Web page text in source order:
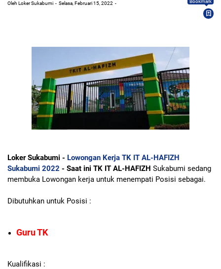
Oleh Loker Sukabumi Selasa, Februari 15, 2022
Loker Sukabumi - Lowongan Kerja TK IT AL-HAFIZH
Sukabumi 2022 - Saat ini TK IT AL-HAFIZH Sukabumi sedang
membuka Lowongan kerja untuk menempati Posisi sebagai.
Dibutuhkan untuk Posisi :
Guru TK
Kualifikasi :